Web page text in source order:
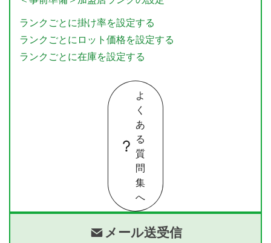
ランクごとに掛け率を設定する
ランクごとにロット価格を設定する
ランクごとに在庫を設定する
よ
く
あ
る
質
問
集
へ
メール送受信